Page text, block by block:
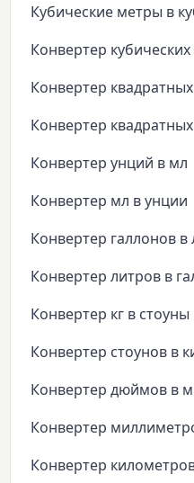
Кубические метры в
Конвертер
Конвертер
Конвертер
Конвертер унций в мл
Конвертер мл в унции
Конвертер галлонов в
Конвертер литров в
Конвертер кг в стоуны
Конвертер стоунов в
Конвертер дюймов в
Конвертер
Конвертер